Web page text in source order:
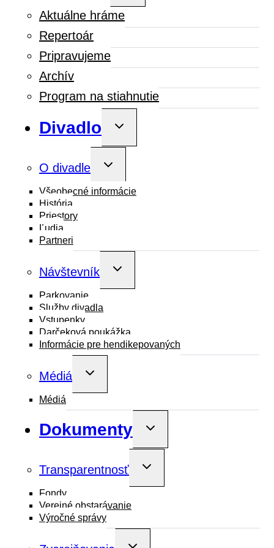
menu
Aktuálne hráme
Repertoár
Pripravujeme
Archív
Program na stiahnutie
Divadlo
Toggle
menu
O divadle
Toggle
Všeobecné informácie
História
Priestory
Ľudia
Partneri
Návštevník
Toggle
menu
Parkovanie
Služby divadla
Vstupenky
Darčeková poukážka
Informácie pre hendikepovaných
Médiá
Toggle
menu
Médiá
Dokumenty
Toggle
menu
Transparentnosť
Toggle
menu
Fondy
Verejné obstarávanie
Výročné správy
Toggle